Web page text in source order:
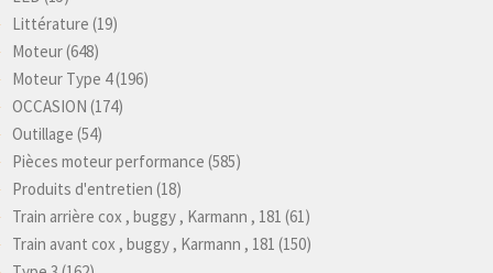
Littérature (19)
Moteur(648)
Moteur Type 4(196)
OCCASION (174)
Outillage (54)
Pièces moteur performance (585)
Produits d'entretien (18)
Train arrière cox , buggy , Karmann , 181 (61)
Train avant cox , buggy , Karmann , 181 (150)